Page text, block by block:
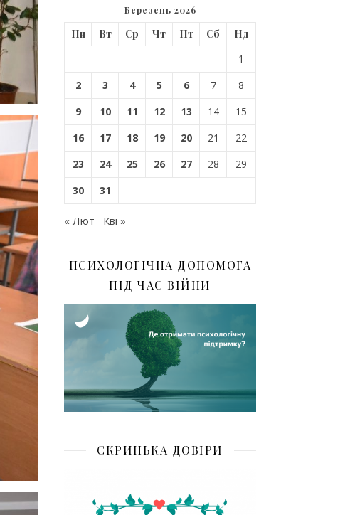
Березень 2026
Пн Вт Ср Чт Пт Сб
Нд
1
2
3 4 5 6 7
8
9
10 11 12 13 14
15
16
17 18 19 20 21
22
23
24 25 26 27 28
29
30
31
« Лют Кві »
ПСИХОЛОГІЧНА ДОПОМОГА
ПІД ЧАС ВІЙНИ
СКРИНЬКА ДОВІРИ